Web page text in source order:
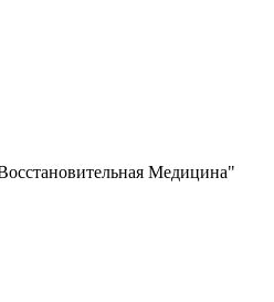
Медицина"